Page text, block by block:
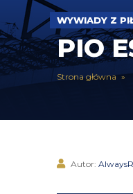
WYWIADY Z
PIO
Strona główna
Autor: